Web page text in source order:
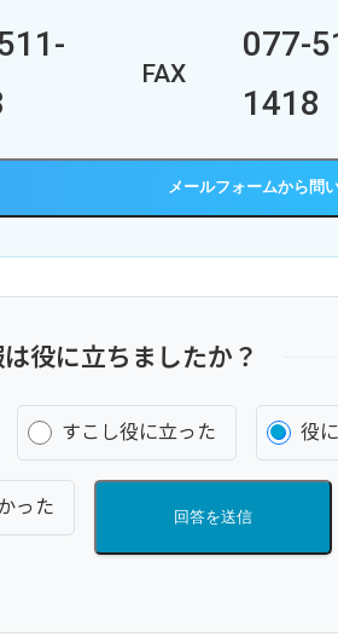
FAX
077-
1418
メールフォーム
役に立ちましたか？
すこし役に立った 役
った 回答を送信